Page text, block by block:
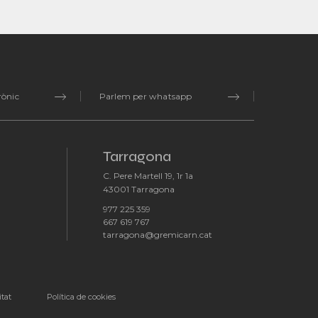
Parlem per whatsapp
Tarragona
C. Pere Martell 19, 1r 1a
-
43001 Tarragona
977 225 359
-667 619 767
-tarragona@gremicarn.cat
Política de cookies